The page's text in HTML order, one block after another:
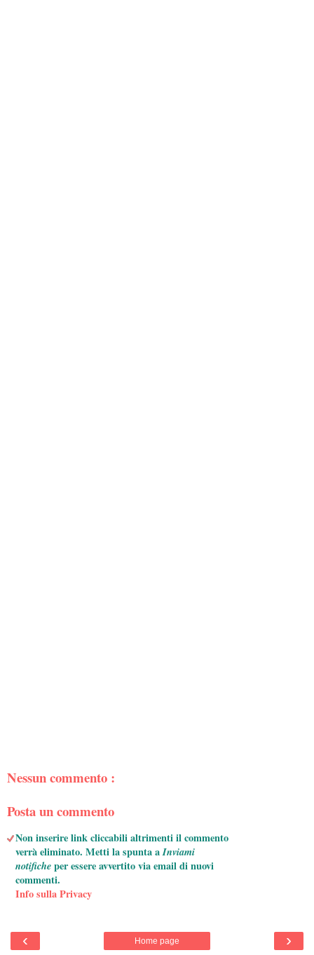
Nessun commento :
Posta un commento
Non inserire link cliccabili altrimenti il commento
verrà eliminato. Metti la spunta aInviami
notificheper essere avvertito via email di nuovi
commenti.
Info sulla Privacy
‹ ›
Home page